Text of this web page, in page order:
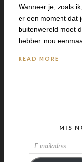
Wanneer je, zoals
er een moment dat
buitenwereld moet
hebben nou
READ MORE
MIS
MAILADRES